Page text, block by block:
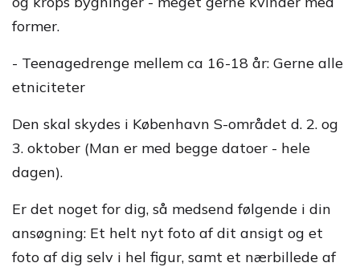
former.
- Teenagedrenge mellem ca 16-18 år: Gerne alle
etniciteter
Den skal skydes i København S-området d. 2. og
3. oktober (Man er med begge datoer - hele
dagen).
Er det noget for dig, så medsend følgende i din
ansøgning: Et helt nyt foto af dit ansigt og et
foto af dig selv i hel figur, samt et nærbillede af